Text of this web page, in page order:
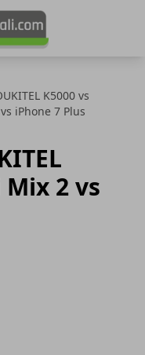
K5000 vs
iPhone 7 Plus
Mix 2 vs